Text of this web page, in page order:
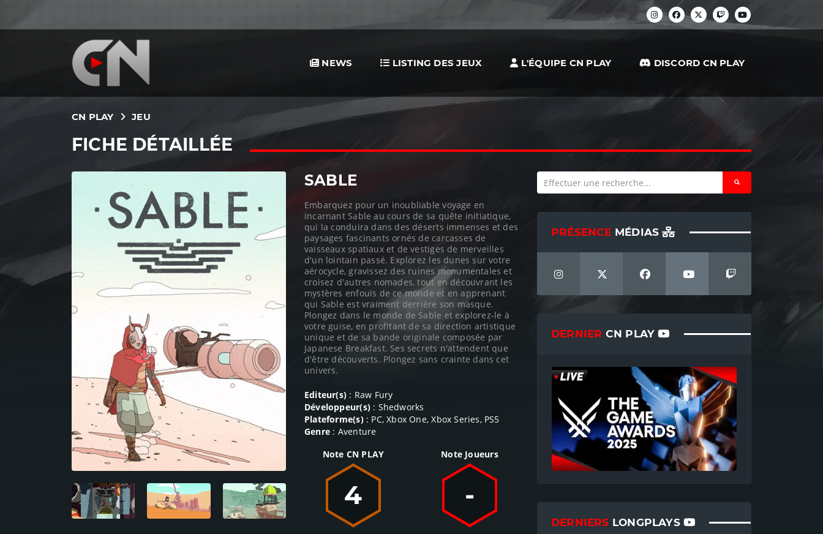
NEWS LISTING DES JEUX L'ÉQUIPE CN PLAY DISCORD CN PLAY
CN PLAY JEU
FICHE DÉTAILLÉE
SABLE
Embarquez pour un inoubliable voyage en
incarnant Sable au cours de sa quête initiatique,
qui la conduira dans des déserts immenses et des
paysages fascinants ornés de carcasses de
vaisseaux spatiaux et de vestiges de merveilles
d'un lointain passé. Explorez les dunes sur votre
aérocycle, gravissez des ruines monumentales et
croisez d'autres nomades, tout en découvrant les
mystères enfouis de ce monde et en apprenant
qui Sable est vraiment derrière son masque.
Plongez dans le monde de Sable et explorez-le à
votre guise, en profitant de sa direction artistique
unique et de sa bande originale composée par
Japanese Breakfast. Ses secrets n'attendent que
d'être découverts. Plongez sans crainte dans cet
univers.
Editeur(s) : Raw Fury
Développeur(s): Shedworks
Plateforme(s): PC, Xbox One, Xbox Series, PS5
Genre : Aventure
Note CN PLAY
4
Note Joueurs
-
PRÉSENCE MÉDIAS
DERNIER CN PLAY
DERNIERS LONGPLAYS